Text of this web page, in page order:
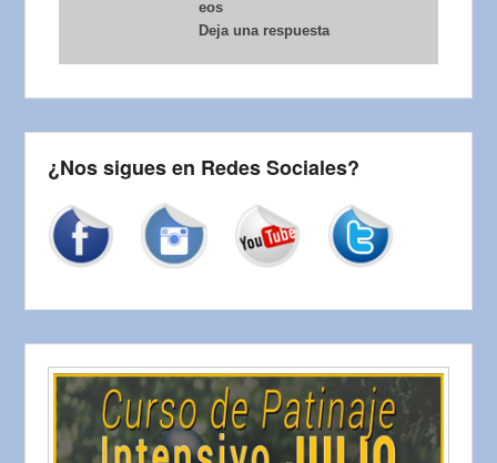
eos
Deja una respuesta
¿Nos sigues en Redes Sociales?